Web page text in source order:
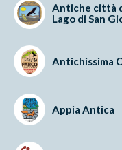
Antiche città
Lago di San
Antichissima
Appia Antica